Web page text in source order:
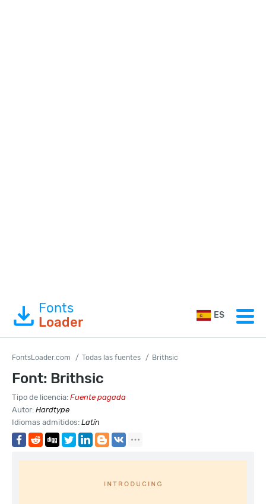
Fonts
Loader
ES
FontsLoader.com Todas las fuentes Brithsic
Font: Brithsic
Tipo de licencia: Fuente pagada
Autor: Hardtype
Idiomas admitidos: Latín